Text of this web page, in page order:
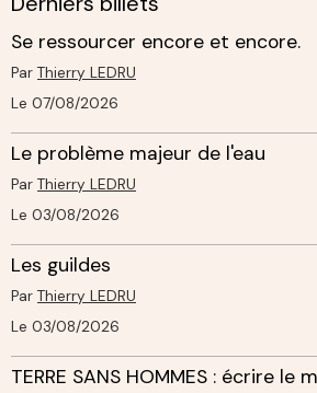
Se ressourcer encore et encore.
Par Thierry LEDRU
Le 07/08/2026
Le problème majeur de l'eau
Par Thierry LEDRU
Le 03/08/2026
Les guildes
Par Thierry LEDRU
Le 03/08/2026
TERRE SANS HOMMES : écrire le